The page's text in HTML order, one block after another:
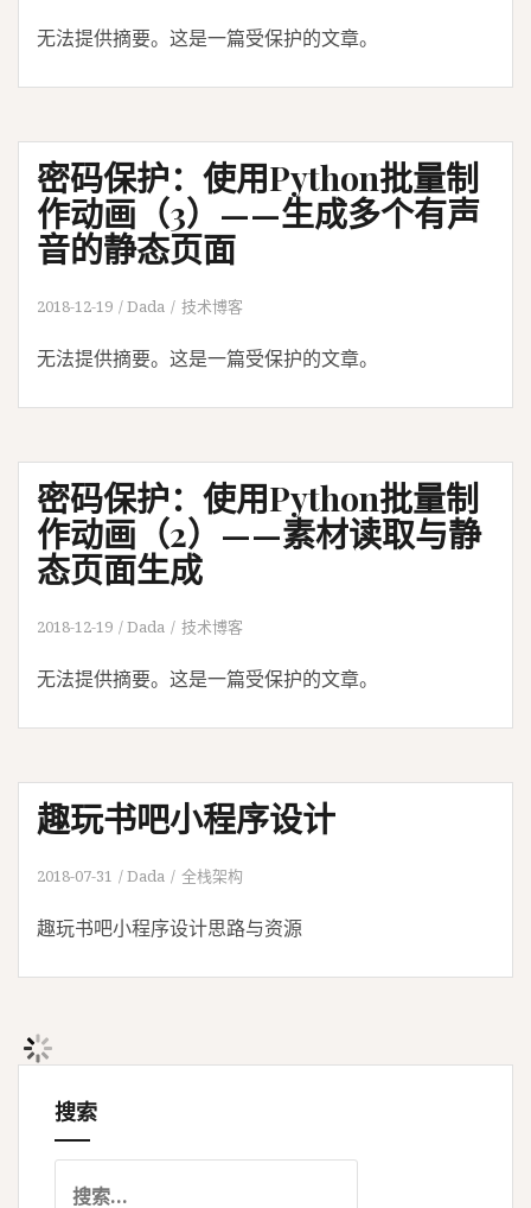
无法提供摘要。这是一篇受保护的文章。
密码保护：使用Python批量制
作动画（3）——生成多个有声
音的静态页面
2018-12-19 Dada 技术博客
无法提供摘要。这是一篇受保护的文章。
密码保护：使用Python批量制
作动画（2）——素材读取与静
态页面生成
2018-12-19 Dada 技术博客
无法提供摘要。这是一篇受保护的文章。
趣玩书吧小程序设计
2018-07-31 Dada 全栈架构
趣玩书吧小程序设计思路与资源
搜索